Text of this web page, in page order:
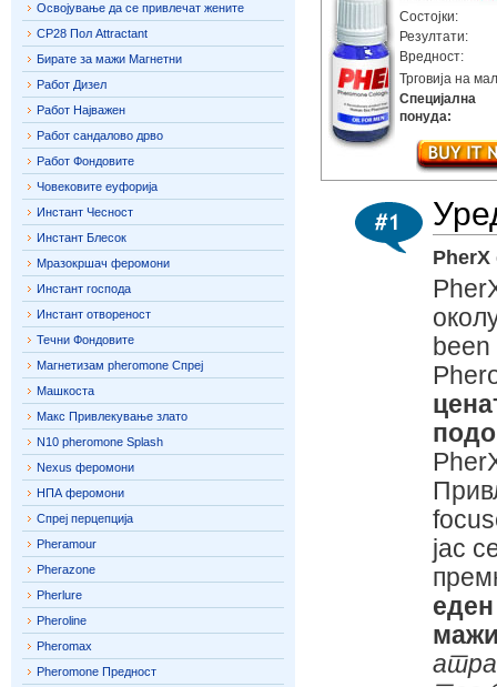
Состојки:
Резултати:
Вредност:
Трговија на
Специјална
понуда:
јас
Освојување да се привлечат жените
CP28 Пол Attractant
Бирате за мажи Магнетни
Работ Дизел
Работ Најважен
Работ сандалово дрво
Работ Фондовите
Човековите еуфорија
Инстант Чесност
Инстант Блесок
Мразокршач феромони
Инстант господа
Инстант отвореност
Течни Фондовите
Магнетизам pheromone Спреј
Машкоста
Макс Привлекување злато
N10 pheromone Splash
Nexus феромони
НПА феромони
Спреј перцепција
Pheramour
Pherazone
Pherlure
Pheroline
Pheromax
Pheromone Предност